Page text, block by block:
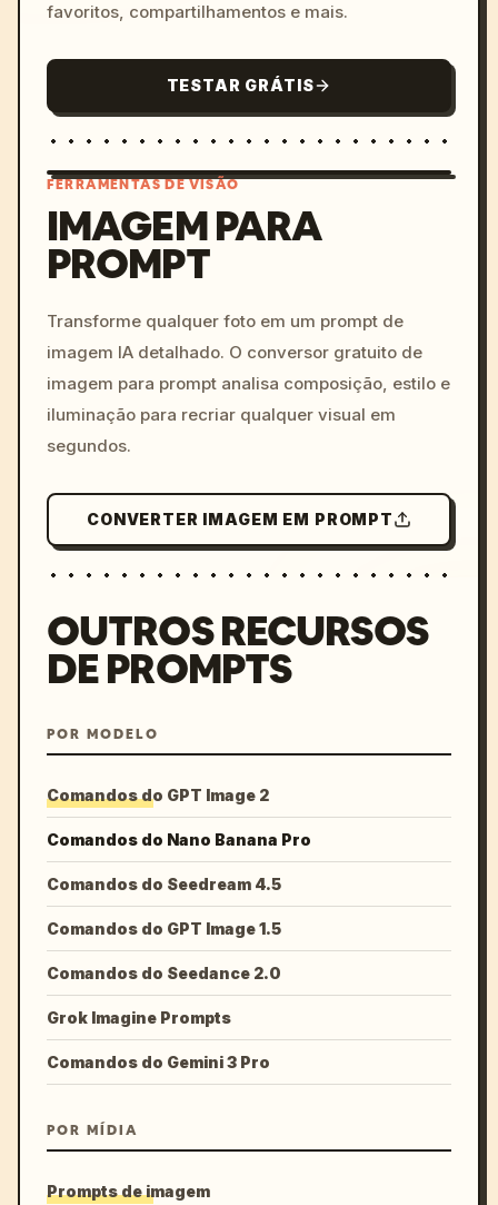
favoritos, compartilhamentos e mais.
TESTAR GRÁTIS
colors, 8k --v 6.0
FERRAMENTAS DE VISÃO
IMAGEM PARA
PROMPT
Transforme qualquer foto em um prompt de
imagem IA detalhado. O conversor gratuito de
imagem para prompt analisa composição, estilo e
iluminação para recriar qualquer visual em
segundos.
CONVERTER IMAGEM EM PROMPT
OUTROS RECURSOS
DE PROMPTS
POR MODELO
Comandos do GPT Image 2
Comandos do Nano Banana Pro
Comandos do Seedream 4.5
Comandos do GPT Image 1.5
Comandos do Seedance 2.0
Grok Imagine Prompts
Comandos do Gemini 3 Pro
POR MÍDIA
Prompts de imagem